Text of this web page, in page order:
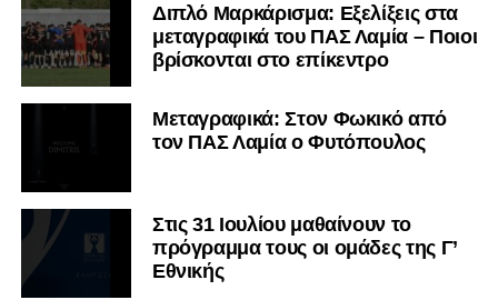
Διπλό Μαρκάρισμα: Εξελίξεις στα
μεταγραφικά του ΠΑΣ Λαμία – Ποιοι
βρίσκονται στο επίκεντρο
Μεταγραφικά: Στον Φωκικό από
τον ΠΑΣ Λαμία ο Φυτόπουλος
Στις 31 Ιουλίου μαθαίνουν το
πρόγραμμα τους οι ομάδες της Γ’
Εθνικής